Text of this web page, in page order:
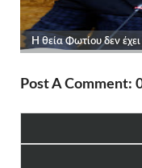
Post A Comment: